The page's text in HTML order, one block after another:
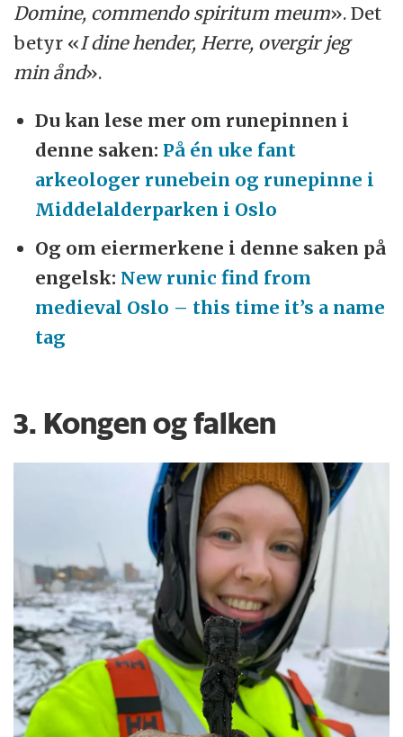
Domine, commendo spiritum meum». Det
betyr «I dine hender, Herre, overgir jeg
min ånd».
Du kan lese mer om runepinnen i
denne saken: På én uke fant
arkeologer runebein og runepinne i
Middelalderparken i Oslo
Og om eiermerkene i denne saken på
engelsk: New runic find from
medieval Oslo – this time it’s a name
tag
3. Kongen og falken